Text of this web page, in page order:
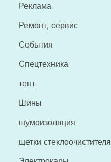
Реклама
Ремонт, сервис
События
Спецтехника
тент
Шины
шумоизоляция
щетки стеклоочистителя